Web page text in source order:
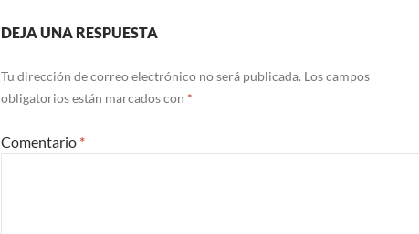
DEJA UNA RESPUESTA
Tu dirección de correo electrónico no será publicada. Los campos
obligatorios están marcados con *
Comentario *